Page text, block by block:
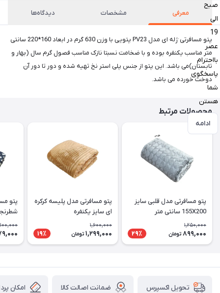
صبح
الی
19
عصر
بااحترام
پاسخگوی
شما
هستن
ادامه
معرفی مشخصات دیدگاه‌ها
پتو مسافرتی ژله ای مدل PV23 پتویی با وزن 630 گرم در ابعاد 160*220 سانتی
متر مناسب یکنفره بوده و با ضخامت نسبتا نازک مناسب فصول گرم سال (بهار و
تابستان)می باشد. این پتو از جنس پلی استر نخ تهیه شده و دور تا دور آن
دوخت خورده می باشد.
محصولات مرتبط
پتو مسافرتی مدل قلبی سایز
155X200 سانتی متر
1,250,000
899,000 تومان 29٪
پتو مسافرتی مدل پلیسه کرکره
ای سایز یکنفره
1,600,000
1,299,000 تومان 19٪
پتو
تحویل اکسپرس ضمانت اصالت کالا امکان